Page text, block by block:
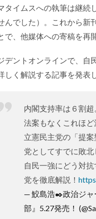
タイムスへの執筆は継
んでした）。これから
で、他媒体への寄稿を再
デントオンラインで、
しく解説する記事を発表
内閣支持率は６割
法案もなくこれほど
立憲民主党の「提
党としてすでに敗北
自民一強にどう対
党を徹底解説！
— 鮫島浩✒️政治ジ
部』5.27発売！